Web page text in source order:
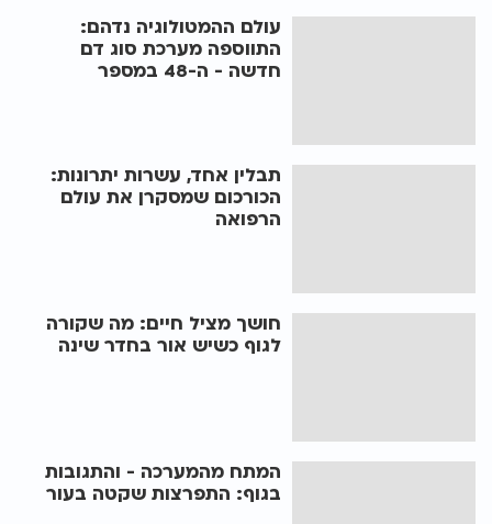
עולם ההמטולוגיה נדהם:
התווספה מערכת סוג דם
חדשה - ה-48 במספר
תבלין אחד, עשרות יתרונות:
הכורכום שמסקרן את עולם
הרפואה
חושך מציל חיים: מה שקורה
לגוף כשיש אור בחדר שינה
המתח מהמערכה - והתגובות
בגוף: התפרצות שקטה בעור